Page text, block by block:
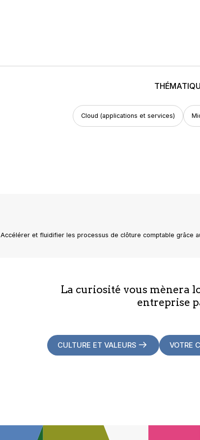
Cloud (applications et services)
Accélérer et fluidifier les processus de clôture comptable grâce
La curiosité vous mènera
entreprise
CULTURE ET VALEURS VOTRE